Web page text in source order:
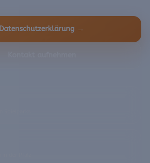
Datenschutzerklärung →